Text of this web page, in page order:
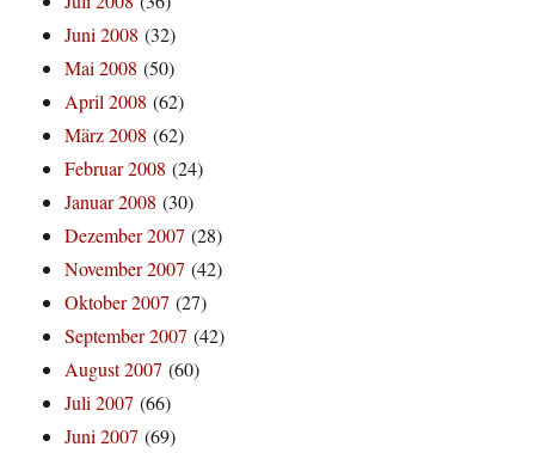
Juni 2008 (32)
Mai 2008 (50)
April 2008 (62)
März 2008 (62)
Februar 2008 (24)
Januar 2008 (30)
Dezember 2007 (28)
November 2007 (42)
Oktober 2007 (27)
September 2007 (42)
August 2007 (60)
Juli 2007 (66)
Juni 2007 (69)